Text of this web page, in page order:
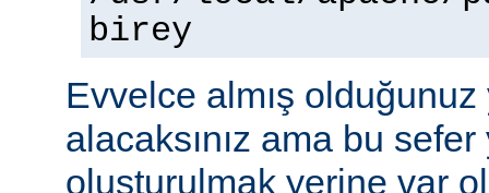
birey
Evvelce almış olduğunuz
alacaksınız ama bu
oluşturulmak yerine var